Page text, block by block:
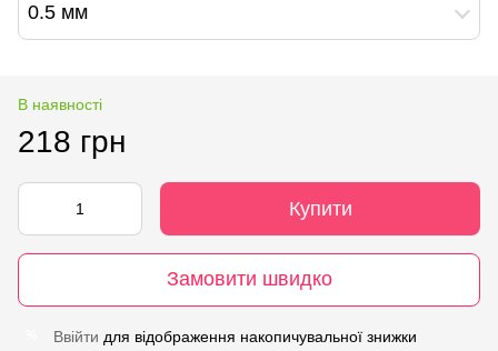
0.5 мм
В наявності
218 грн
Купити
Замовити швидко
Ввійти для відображення накопичувальної знижки